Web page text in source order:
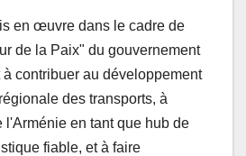
en œuvre dans le cadre de
de la Paix" du gouvernement
contribuer au développement
des transports, à
l'Arménie en tant que hub de
fiable, et à faire